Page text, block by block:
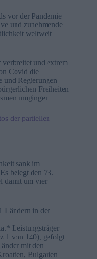
vor der Pandemie
und zunehmende
weltweit
und extrem
Covid die
und Regierungen
Freiheiten
umgingen.
der partiellen
sank im
belegt den 73.
damit um vier
Ländern in der
Leistungsträger
1 von 140), gefolgt
mit den
Bulgarien